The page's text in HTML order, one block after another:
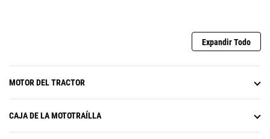
Expandir Todo
MOTOR DEL TRACTOR
CAJA DE LA MOTOTRAÍLLA